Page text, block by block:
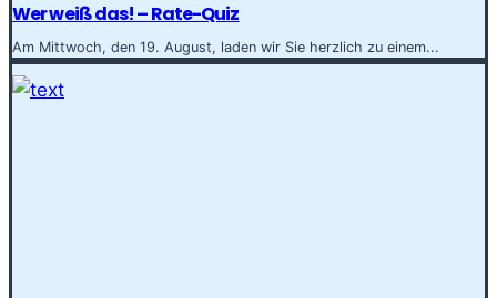
Wer weiß das! – Rate-Quiz
Am Mittwoch, den 19. August, laden wir Sie herzlich zu einem...